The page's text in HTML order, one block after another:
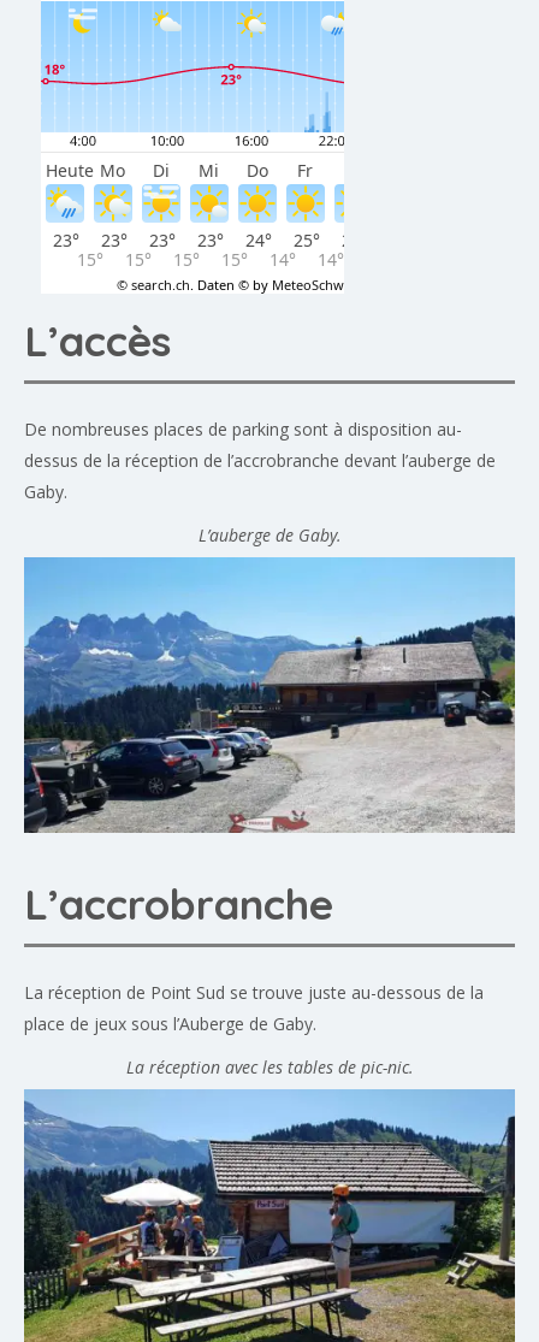
L’accès
De nombreuses places de parking sont à disposition au-
dessus de la réception de l’accrobranche devant l’auberge de
Gaby.
L’auberge de Gaby.
L’accrobranche
La réception de Point Sud se trouve juste au-dessous de la
place de jeux sous l’Auberge de Gaby.
La réception avec les tables de pic-nic.